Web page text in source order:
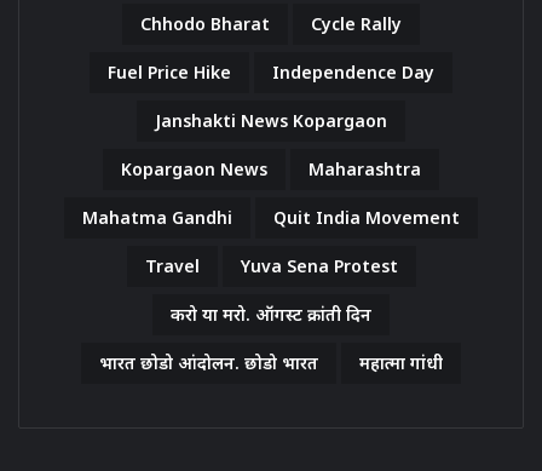
Chhodo Bharat Cycle Rally
Fuel Price Hike Independence Day
Janshakti News Kopargaon
Kopargaon News Maharashtra
Mahatma Gandhi Quit India Movement
Travel Yuva Sena Protest
करो या मरो. ऑगस्ट क्रांती दिन
भारत छोडो आंदोलन. छोडो भारत महात्मा गांधी